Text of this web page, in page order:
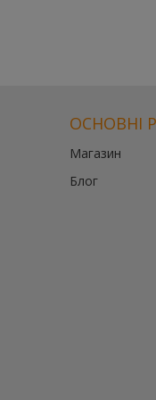
ОСНОВНІ
Магазин
Блог